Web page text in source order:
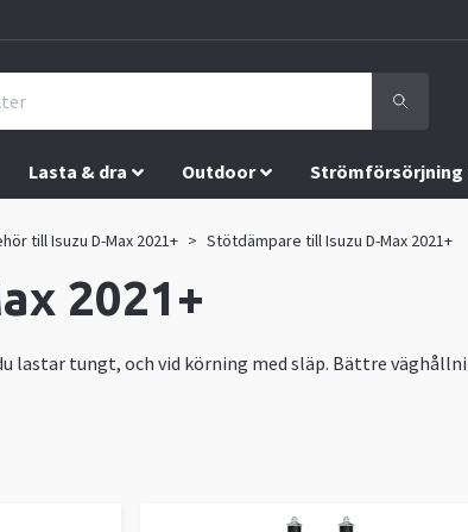
Lasta & dra Outdoor Strömförsörjning
till Isuzu D-Max 2021+ Stötdämpare till Isuzu D-Max 2021+
2021+
lastar tungt, och vid körning med släp. Bättre